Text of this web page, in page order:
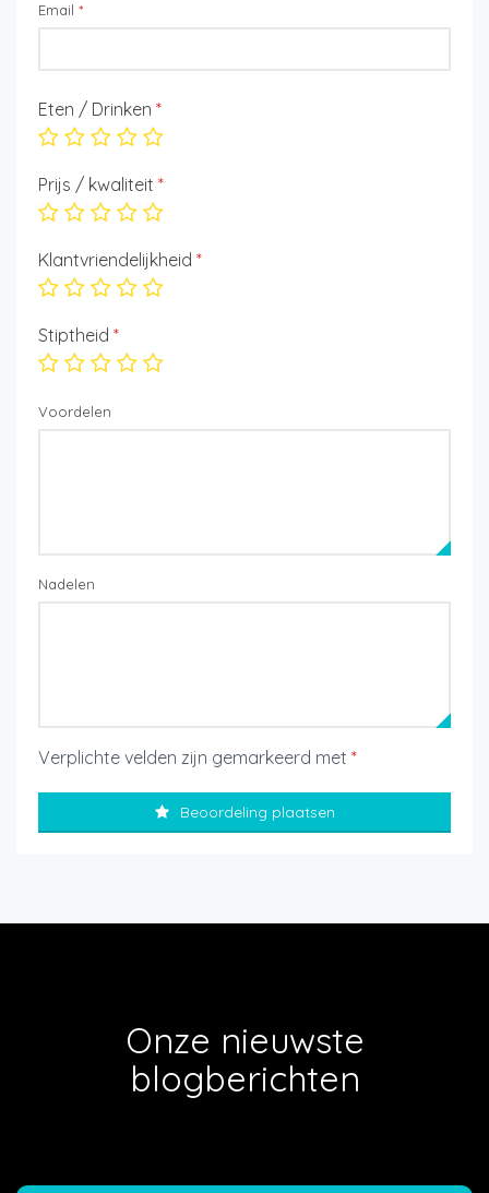
Email *
Eten / Drinken *
Prijs / kwaliteit *
Klantvriendelijkheid *
Stiptheid *
Voordelen
Nadelen
Verplichte velden zijn gemarkeerd met *
Beoordeling plaatsen
Onze nieuwste
blogberichten